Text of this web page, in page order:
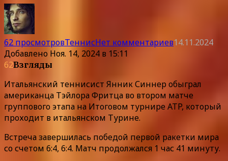
62 просмотровТеннисНет комментариев14.11.2024
Добавлено Ноя. 14, 2024 в 15:11
62Взгляды
Итальянский теннисист Янник Синнер обыграл
американца Тэйлора Фритца во втором матче
группового этапа на Итоговом турнире ATP, который
проходит в итальянском Турине.
Встреча завершилась победой первой ракетки мира
со счетом 6:4, 6:4. Матч продолжался 1 час 41 минуту.